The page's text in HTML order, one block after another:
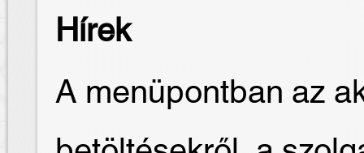
Hírek
A menüpontban az